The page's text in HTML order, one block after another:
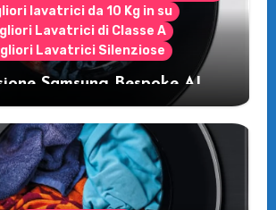
lavatrici da 10 Kg in su
Lavatrici di Classe A
Lavatrici Silenziose
Samsung Bespoke AI
U3: la lavatrice
che fa risparmiare